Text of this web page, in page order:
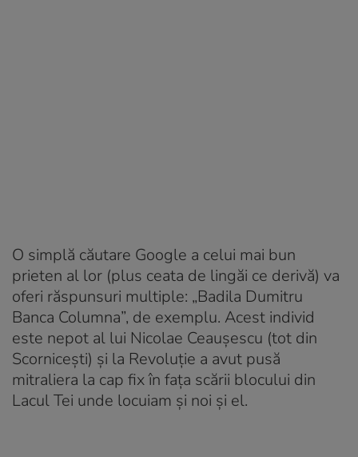
O simplă căutare Google a celui mai bun
prieten al lor (plus ceata de lingăi ce derivă) va
oferi răspunsuri multiple: „Badila Dumitru
Banca Columna”, de exemplu. Acest individ
este nepot al lui Nicolae Ceaușescu (tot din
Scornicești) și la Revoluție a avut pusă
mitraliera la cap fix în fața scării blocului din
Lacul Tei unde locuiam și noi și el.